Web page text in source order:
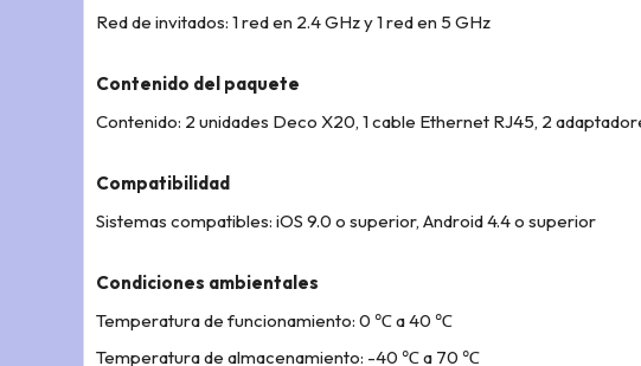
Red de invitados: 1 red en 2.4 GHz y 1 red en 5 GHz
Contenido del paquete
Contenido: 2 unidades Deco X20, 1 cable Ethernet RJ45, 2
Compatibilidad
Sistemas compatibles: iOS 9.0 o superior, Android 4.4 o superior
Condiciones ambientales
Temperatura de funcionamiento: 0 ℃ a 40 ℃
Temperatura de almacenamiento: -40 ℃ a 70 ℃